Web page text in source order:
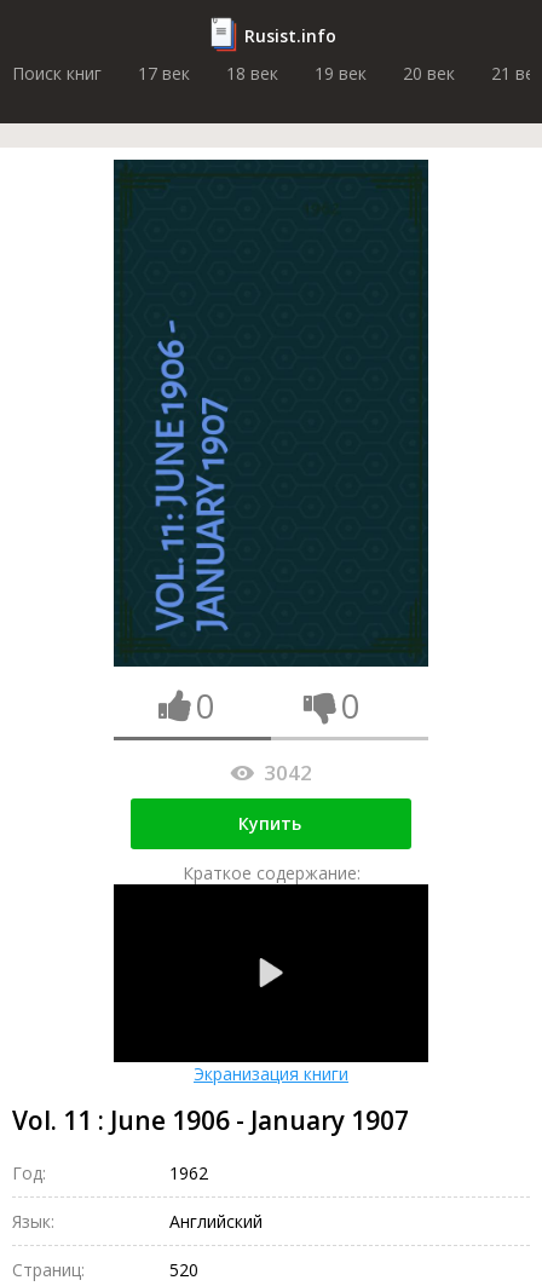
Rusist.info
Поиск книг
17 век 18 век 19 век 20 век 21 век
0 0
3042
Купить
Краткое содержание:
Экранизация книги
Vol. 11 : June 1906 - January 1907
Год: 1962
Язык: Английский
Страниц: 520